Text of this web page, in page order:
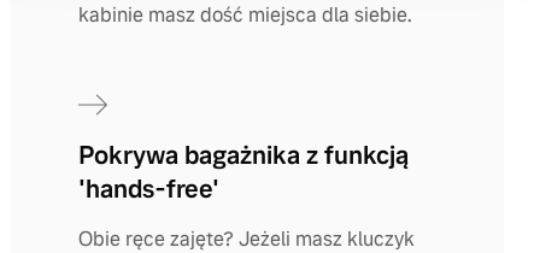
kabinie masz dość miejsca dla siebie.
Pokrywa bagażnika z funkcją
'hands-free'
Obie ręce zajęte? Jeżeli masz kluczyk